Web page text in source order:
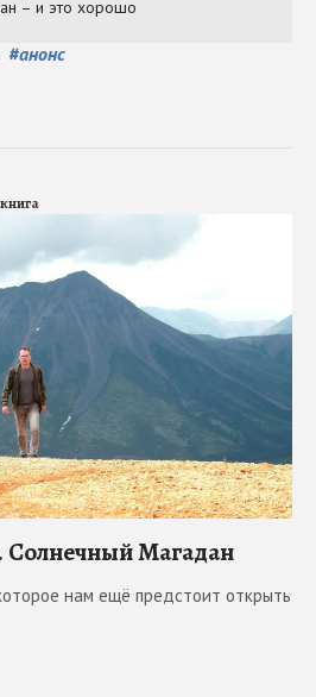
#анонс
Солнечный Магадан
нам ещё предстоит открыть